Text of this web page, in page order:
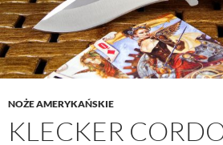
NOŻE AMERYKAŃSKIE
KLECKER